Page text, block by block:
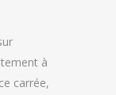
à
carrée,